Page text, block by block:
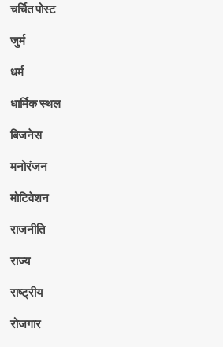
चर्चित पोस्ट
जुर्म
धर्म
धार्मिक स्थल
बिजनेस
मनोरंजन
मोटिवेशन
राजनीति
राज्य
राष्ट्रीय
रोजगार